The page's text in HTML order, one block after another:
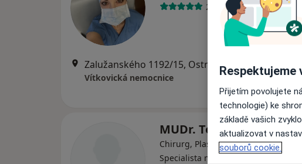
23 názorů
Zalužanského 1192/15, Ostrava• Mapa
Vítkovická nemocnice
MUDr. Tomáš Faltani
Chirurg, Plastický chirurg,
Specialista na estetickou medicínu
Respektujeme
Přijetím povolujete
technologie) ke
základě vašich
aktualizovat v
souborů cookie.